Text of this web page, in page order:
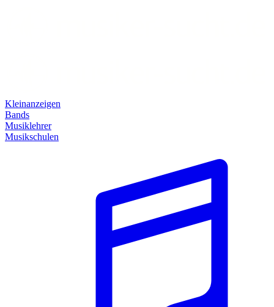
Kleinanzeigen
Bands
Musiklehrer
Musikschulen